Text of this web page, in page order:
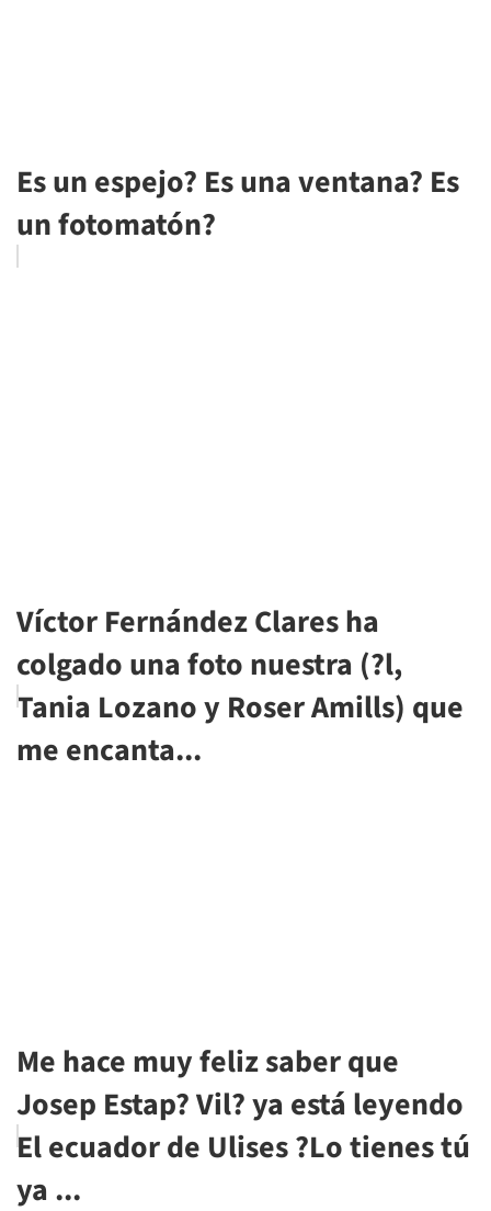
Es un espejo? Es una ventana? Es
un fotomatón?
Víctor Fernández Clares ha
colgado una foto nuestra (?l,
Tania Lozano y Roser Amills) que
me encanta...
Me hace muy feliz saber que
Josep Estap? Vil? ya está leyendo
El ecuador de Ulises ?Lo tienes tú
ya ...